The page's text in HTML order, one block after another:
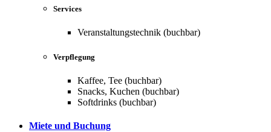
Services
Veranstaltungstechnik (buchbar)
Verpflegung
Kaffee, Tee (buchbar)
Snacks, Kuchen (buchbar)
Softdrinks (buchbar)
Miete und Buchung